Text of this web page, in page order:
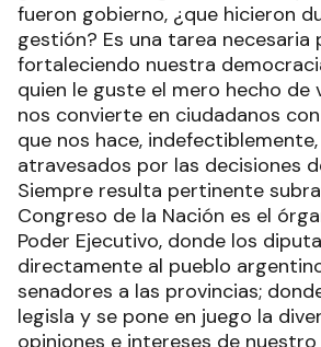
fueron gobierno, ¿que hicieron
gestión? Es una tarea necesaria
fortaleciendo nuestra
quien le guste el mero hecho de
nos convierte en ciudadanos
que nos hace,
atravesados por las decisiones
Siempre resulta pertinente
Congreso de la Nación es el
Poder Ejecutivo, donde los
directamente al pueblo
senadores a las provincias;
legisla y se pone en juego la
opiniones e intereses de nuestro